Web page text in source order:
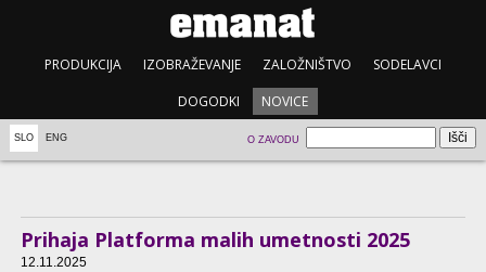
PRODUKCIJA IZOBRAŽEVANJE ZALOŽNIŠTVO SODELAVCI
DOGODKI NOVICE
SLO ENG O ZAVODU
Prihaja Platforma malih umetnosti 2025
12.11.2025